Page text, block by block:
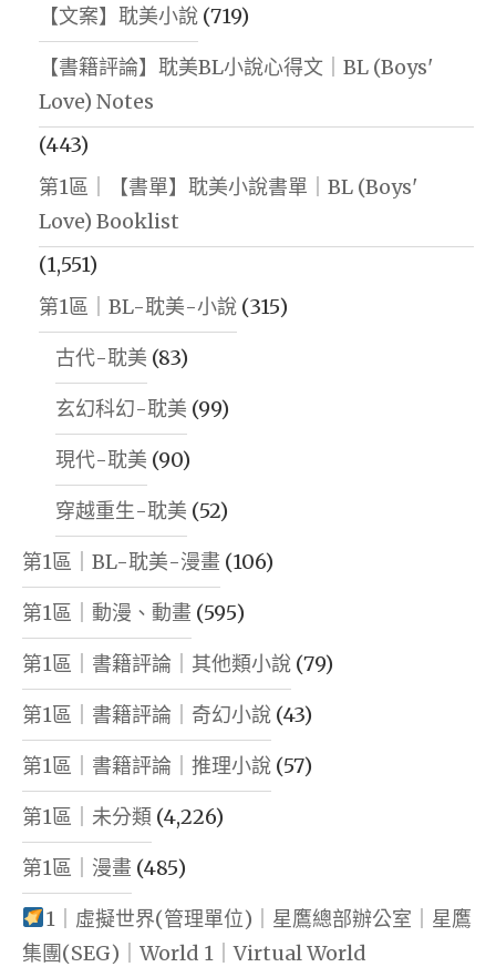
【文案】耽美小說 (719)
【書籍評論】耽美BL小說心得文｜BL (Boys'
Love) Notes
(443)
第1區｜【書單】耽美小說書單｜BL (Boys'
Love) Booklist
(1,551)
第1區｜BL-耽美-小說 (315)
古代-耽美 (83)
玄幻科幻-耽美 (99)
現代-耽美 (90)
穿越重生-耽美 (52)
第1區｜BL-耽美-漫畫 (106)
第1區｜動漫、動畫 (595)
第1區｜書籍評論｜其他類小說 (79)
第1區｜書籍評論｜奇幻小說 (43)
第1區｜書籍評論｜推理小說 (57)
第1區｜未分類 (4,226)
第1區｜漫畫 (485)
1｜虛擬世界(管理單位)｜星鷹總部辦公室｜星鷹
集團(SEG)｜World 1｜Virtual World